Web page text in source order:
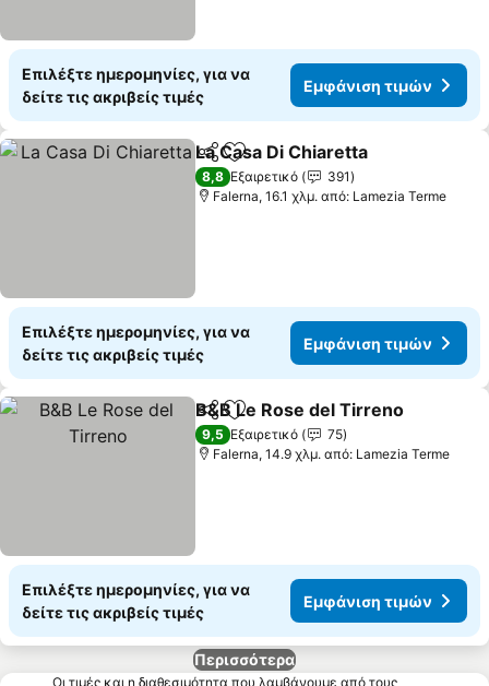
Επιλέξτε ημερομηνίες, για να
δείτε τις ακριβείς τιμές
Εμφάνιση τιμών
Κοινοποίηση
Προσθήκη στα αγαπημένα
La Casa Di Chiaretta
8,8 Εξαιρετικό
391
Falerna, 16.1 χλμ. από: Lamezia Terme
Επιλέξτε ημερομηνίες, για να
δείτε τις ακριβείς τιμές
Εμφάνιση τιμών
Κοινοποίηση
Προσθήκη στα αγαπημένα
B&B Le Rose del Tirreno
9,5 Εξαιρετικό
75
Falerna, 14.9 χλμ. από: Lamezia Terme
Επιλέξτε ημερομηνίες, για να
δείτε τις ακριβείς τιμές
Εμφάνιση τιμών
Περισσότερα
Οι τιμές και η διαθεσιμότητα που λαμβάνουμε από τους